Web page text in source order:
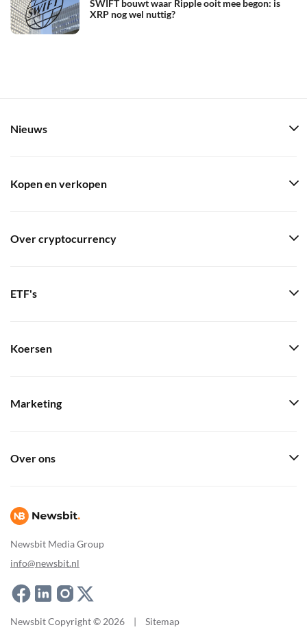
SWIFT bouwt waar Ripple ooit mee begon: is
XRP nog wel nuttig?
Newsbit Media Group
info@newsbit.nl
Nieuws
Kopen en verkopen
Over cryptocurrency
ETF's
Koersen
Marketing
Over ons
Newsbit Copyright © 2026 | Sitemap